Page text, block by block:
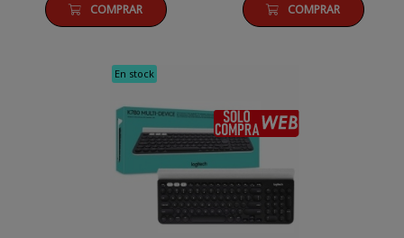
COMPRAR COMPRAR
En stock